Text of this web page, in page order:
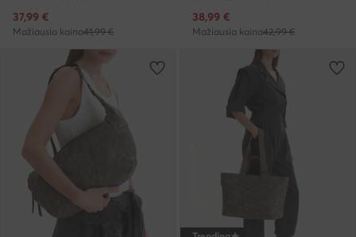
Dabartinė kaina
37,99 €
Mažiausia kaina41,99 €
Dabartinė kaina
38,99 €
Mažiausia kaina42,99 €